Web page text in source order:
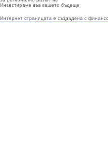
Инвестираме във вашето бъдеще
Интернет страницата е създадена с